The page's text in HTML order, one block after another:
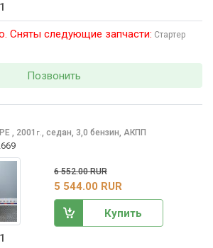
Сняты следующие запчасти: Стартер
Позвонить
, 2001 г., седан, 3,0 бензин, АКПП
6 552.00 RUR
5 544.00 RUR
Купить